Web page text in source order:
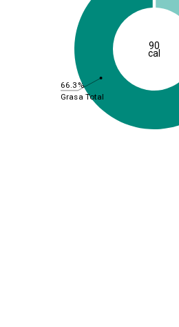
66.3%
Grasa Total
90
cal